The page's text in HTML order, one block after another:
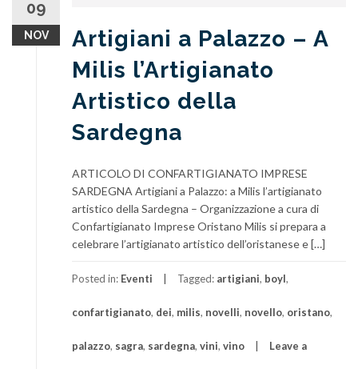
09
NOV
Artigiani a Palazzo – A
Milis l’Artigianato
Artistico della
Sardegna
ARTICOLO DI CONFARTIGIANATO IMPRESE
SARDEGNA Artigiani a Palazzo: a Milis l’artigianato
artistico della Sardegna – Organizzazione a cura di
Confartigianato Imprese Oristano Milis si prepara a
celebrare l’artigianato artistico dell’oristanese e […]
Posted in: Eventi Tagged: artigiani, boyl,
confartigianato, dei, milis, novelli, novello, oristano,
palazzo, sagra, sardegna, vini, vino Leave a